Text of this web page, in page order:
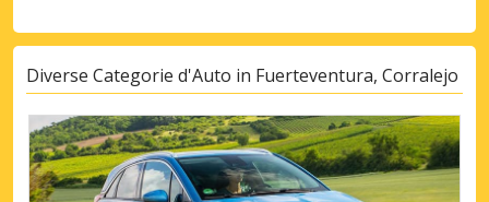
Diverse Categorie d'Auto in Fuerteventura, Corralejo